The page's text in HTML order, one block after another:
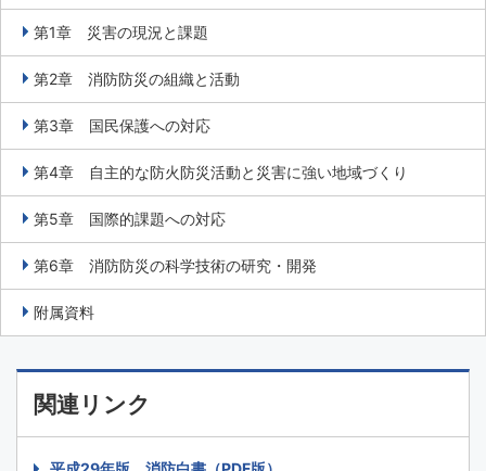
第1章 災害の現況と課題
第2章 消防防災の組織と活動
第3章 国民保護への対応
第4章 自主的な防火防災活動と災害に強い地域づくり
第5章 国際的課題への対応
第6章 消防防災の科学技術の研究・開発
附属資料
関連リンク